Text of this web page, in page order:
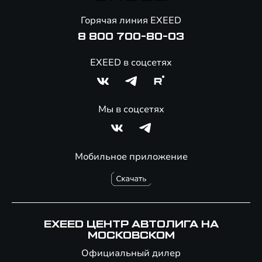
Мобильное приложение
Горячая линия EXEED
8 800 700-80-03
EXEED в соцсетях
Мы в соцсетях
EXEED ЦЕНТР АВТОЛИГА НА
МОСКОВСКОМ
Официальный дилер